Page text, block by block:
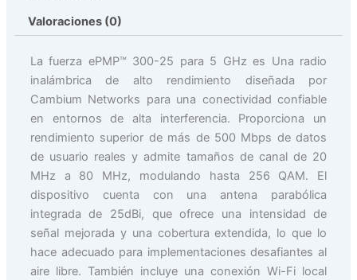
Valoraciones (0)
La fuerza ePMP™ 300-25 para 5 GHz es Una radio
inalámbrica de alto rendimiento diseñada por
Cambium Networks para una conectividad confiable
en entornos de alta interferencia.
Proporciona un
rendimiento superior de más de 500 Mbps de datos
de usuario reales y admite tamaños de canal de 20
MHz a 80 MHz, modulando hasta 256 QAM.
El
dispositivo cuenta con una antena parabólica
integrada de 25dBi, que ofrece una intensidad de
señal mejorada y una cobertura extendida, lo que lo
hace adecuado para implementaciones desafiantes al
aire libre. También incluye una conexión Wi-Fi local